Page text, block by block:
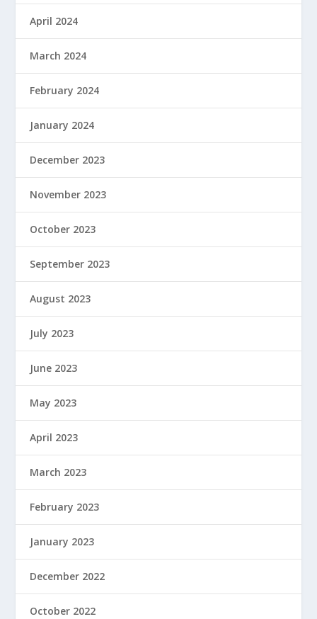
April 2024
March 2024
February 2024
January 2024
December 2023
November 2023
October 2023
September 2023
August 2023
July 2023
June 2023
May 2023
April 2023
March 2023
February 2023
January 2023
December 2022
October 2022